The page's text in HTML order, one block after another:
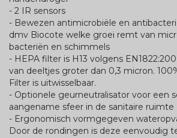
- 2 IR sensors
- Bewezen antimicrobiële en
dmv Biocote welke groei remt van
bacteriën en schimmels
- HEPA filter is H13 volgens
van deeltjes groter dan 0,3 micron.
Filter is uitwisselbaar.
- Optionele geurneutralisator voor een
aangename sfeer in de sanitaire ruimte
- Ergonomisch vormgegeven
Door de rondingen is deze eenvoudig